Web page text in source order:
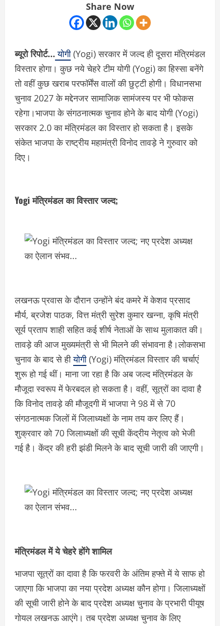
Share Now
ब्यूरो रिपोर्ट…योगी(Yogi) सरकार में जल्द ही दूसरा मंत्रिमंडल
विस्तार होगा। कुछ नये चेहरे टीम योगी (Yogi) का हिस्सा बनेंगे
तो वहीं कुछ खराब परफॉर्मेंस वालों की छुट्टी होगी। विधानसभा
चुनाव 2027 के मद्देनजर सामाजिक सामंजस्य पर भी फोकस
रहेगा।भाजपा के संगठनात्मक चुनाव होने के बाद योगी (Yogi)
सरकार 2.0 का मंत्रिमंडल का विस्तार हो सकता है। इसके
संकेत भाजपा के राष्ट्रीय महामंत्री विनोद तावड़े ने गुरुवार को
दिए।
Yogi मंत्रिमंडल का विस्तार जल्द;
लखनऊ प्रवास के दौरान उन्होंने बंद कमरे में केशव प्रसाद
मौर्य, ब्रजेश पाठक, वित्त मंत्री सुरेश कुमार खन्ना, कृषि मंत्री
सूर्य प्रताप शाही सहित कई शीर्ष नेताओं के साथ मुलाकात की।
तावड़े की आज मुख्यमंत्री से भी मिलने की संभावना है।लोकसभा
चुनाव के बाद से हीयोगी(Yogi) मंत्रिमंडल विस्तार की चर्चाएं
शुरू हो गई थीं। माना जा रहा है कि अब जल्द मंत्रिमंडल के
मौजूदा स्वरूप में फेरबदल हो सकता है। वहीं, सूत्रों का दावा है
कि विनोद तावड़े की मौजूदगी में भाजपा ने 98 में से 70
संगठनात्मक जिलों में जिलाध्यक्षों के नाम तय कर लिए हैं।
शुक्रवार को 70 जिलाध्यक्षों की सूची केंद्रीय नेतृत्व को भेजी
गई है। केंद्र की हरी झंडी मिलने के बाद सूची जारी की जाएगी।
मंत्रिमंडल में ये चेहरे होंगे शामिल
भाजपा सूत्रों का दावा है कि फरवरी के अंतिम हफ्ते में ये साफ हो
जाएगा कि भाजपा का नया प्रदेश अध्यक्ष कौन होगा। जिलाध्यक्षों
की सूची जारी होने के बाद प्रदेश अध्यक्ष चुनाव के प्रभारी पीयूष
गोयल लखनऊ आएंगे। तब प्रदेश अध्यक्ष चुनाव के लिए